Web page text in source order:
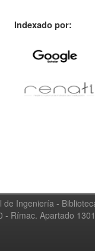
Indexado por:
de Ingeniería -
- Rímac. Apartado 1301